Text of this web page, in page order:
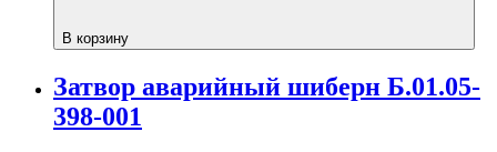
В корзину
Затвор аварийный шиберн Б.01.05-
398-001